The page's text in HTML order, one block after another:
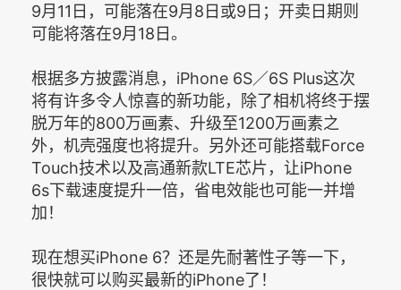
9月11日，可能落在9月8日或9日；开卖日期则
可能将落在9月18日。
根据多方披露消息，iPhone 6S／6S Plus这次
将有许多令人惊喜的新功能，除了相机将终于摆
脱万年的800万画素、升级至1200万画素之
外，机壳强度也将提升。另外还可能搭载Force
Touch技术以及高通新款LTE芯片，让iPhone
6s下载速度提升一倍，省电效能也可能一并增
加！
现在想买iPhone 6？还是先耐著性子等一下，
很快就可以购买最新的iPhone了！